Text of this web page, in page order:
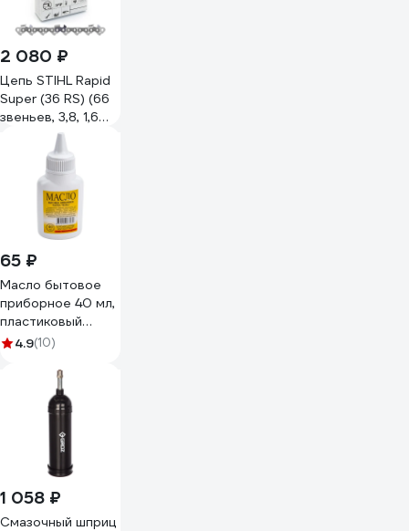
2 080 ₽
Цепь STIHL Rapid
Super (36 RS) (66
звеньев, 3,8, 1,6
36210060066k
65 ₽
Масло бытовое
приборное 40 мл,
пластиковый
флакон с
бренда 67580
4.9(10)
1 058 ₽
Смазочный шприц